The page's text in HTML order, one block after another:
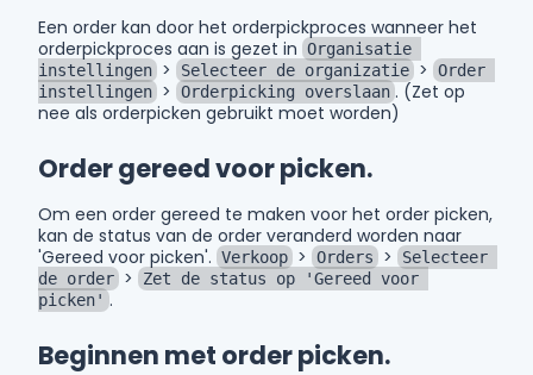
Een order kan door het orderpickproces wanneer het
orderpickproces aan is gezet in Organisatie
instellingen > Selecteer de organizatie >
Order
instellingen > Orderpicking overslaan . (Zet op
nee als orderpicken gebruikt moet worden)
Order gereed voor picken.
Om een order gereed te maken voor het order picken,
kan de status van de order veranderd worden naar
'Gereed voor picken'. Verkoop > Orders >
Selecteer
de order >
Zet de status op 'Gereed voor
picken' .
Beginnen met order picken.